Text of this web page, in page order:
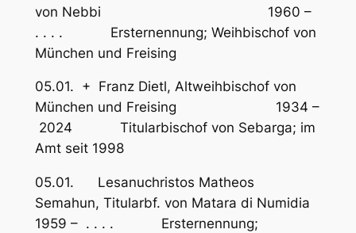
von Nebbi 1960 –
. . . . Ersternennung; Weihbischof von
München und Freising
05.01. + Franz Dietl, Altweihbischof von
München und Freising 1934 –
2024 Titularbischof von Sebarga; im
Amt seit 1998
05.01. Lesanuchristos Matheos
Semahun, Titularbf. von Matara di Numidia
1959 – . . . . Ersternennung;